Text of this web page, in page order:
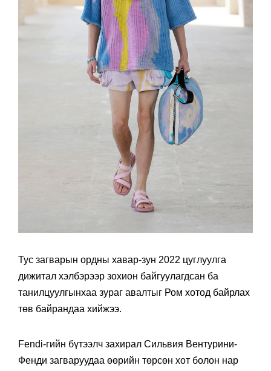
Тус загварын ордны хавар-зун 2022 цуглуулга
дижитал хэлбэрээр зохион байгуулагдсан ба
танилцуулгынхаа зураг авалтыг Ром хотод байрлах
төв байрандаа хийжээ.
Fendi-гийн бүтээлч захирал Сильвия Вентурини-
Фенди загваруудаа өөрийн төрсөн хот болон нар